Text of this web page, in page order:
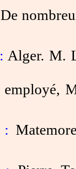
De
Alger. M.
: